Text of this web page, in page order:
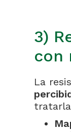
3)
con
La